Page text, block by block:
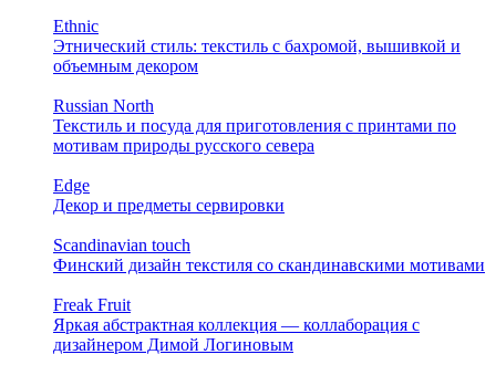
Ethnic
Этнический стиль: текстиль с бахромой, вышивкой и
объемным декором
Russian North
Текстиль и посуда для приготовления с принтами по
мотивам природы русского севера
Edge
Декор и предметы сервировки
Scandinavian touch
Финский дизайн текстиля со скандинавскими мотивами
Freak Fruit
Яркая абстрактная коллекция — коллаборация с
дизайнером Димой Логиновым